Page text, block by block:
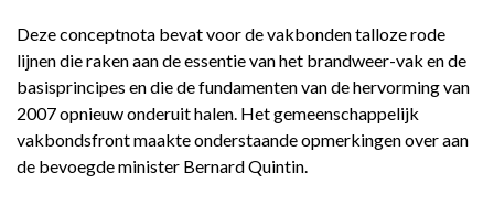
Deze conceptnota bevat voor de vakbonden talloze rode
lijnen die raken aan de essentie van het brandweer-vak en de
basisprincipes en die de fundamenten van de hervorming van
2007 opnieuw onderuit halen. Het gemeenschappelijk
vakbondsfront maakte onderstaande opmerkingen over aan
de bevoegde minister Bernard Quintin.